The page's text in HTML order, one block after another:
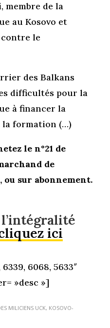
membre de la
au Kosovo et
le
des Balkans
difficultés pour la
à financer la
la formation (…)
le n°21 de
de
ou sur abonnement.
ici
6068, 5633″
»desc »]
MILICIENS UCK, KOSOVO-